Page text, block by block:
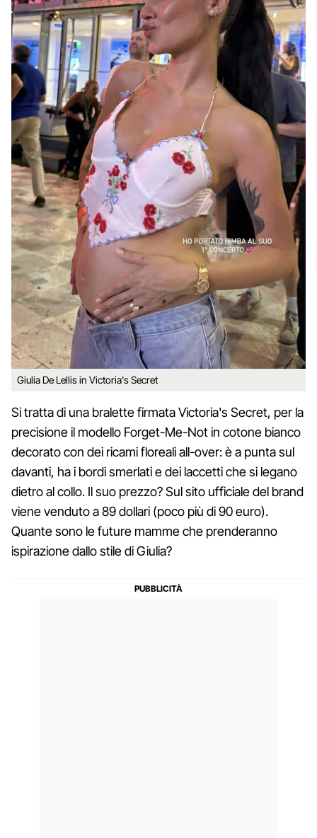
Giulia De Lellis in Victoria's Secret
Si tratta di una bralette firmata Victoria's Secret, per la
precisione il modello Forget-Me-Not in cotone bianco
decorato con dei ricami floreali all-over: è a punta sul
davanti, ha i bordi smerlati e dei laccetti che si legano
dietro al collo. Il suo prezzo? Sul sito ufficiale del brand
viene venduto a 89 dollari (poco più di 90 euro).
Quante sono le future mamme che prenderanno
ispirazione dallo stile di Giulia?